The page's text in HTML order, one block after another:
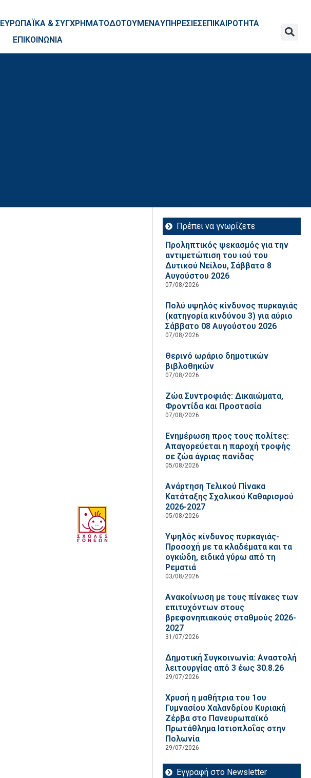
ΕΥΡΩΠΑΪΚΑ & ΣΥΓΧΡΗΜΑΤΟΔΟΤΟΥΜΕΝΑΥΠΗΡΕΣΙΕΣΕΠΙΚΑΙΡΟΤΗΤΑ
ΕΠΙΚΟΙΝΩΝΙΑ
Πρέπει να γνωρίζετε
Προληπτικός ψεκασμός για την
αντιμετώπιση του ιού του
Δυτικού Νείλου, Σάββατο 8
Αυγούστου 2026
07/08/2026
Πολύ υψηλός κίνδυνος πυρκαγιάς
(κατηγορία κινδύνου 3) για αύριο
Σάββατο 08 Αυγούστου 2026
07/08/2026
Θερινό ωράριο δημοτικών
βιβλοθηκών
07/08/2026
Ζώα Συντροφιάς: Δικαιώματα,
Φροντίδα και Προστασία
07/08/2026
Ενημέρωση προς τους πολίτες:
Απαγορεύεται η παροχή τροφής
σε ζώα άγριας πανίδας
05/08/2026
Ανάρτηση Τελικού Πίνακα
Κατάταξης Σχολικού Καθαρισμού
2026-2027
05/08/2026
Υψηλός κίνδυνος πυρκαγιάς-
Προσοχή με τα κλαδέματα και τα
ογκώδη, ειδικά γύρω από τη
Ρεματιά
03/08/2026
Ανακοίνωση με τους πίνακες των
επιτυχόντων στους
βρεφονηπιακούς σταθμούς 2026-
2027
31/07/2026
Δημοτική Συγκοινωνία: Αναστολή
λειτουργίας από 3 έως 30.8.26
29/07/2026
Χρυσή η μαθήτρια του 1ου
Γυμνασίου Χαλανδρίου Κυριακή
Ζέρβα στο Πανευρωπαϊκό
Πρωτάθλημα Ιστιοπλοΐας στην
Πολωνία
29/07/2026
Εγγραφή στο Newsletter